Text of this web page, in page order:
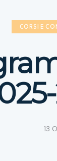
CORSI E
13